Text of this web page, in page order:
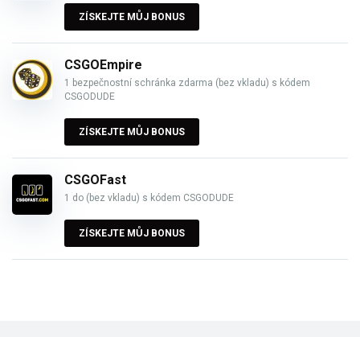
ZÍSKEJTE MŮJ BONUS
CSGOEmpire
1 bezpečnostní schránka zdarma (bez vkladu) s kódem
CSGODUDE
ZÍSKEJTE MŮJ BONUS
CSGOFast
1 do (bez vkladu) s kódem CSGODUDE
ZÍSKEJTE MŮJ BONUS